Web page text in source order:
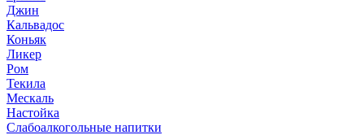
Джин
Кальвадос
Коньяк
Ликер
Ром
Текила
Мескаль
Настойка
Слабоалкогольные напитки